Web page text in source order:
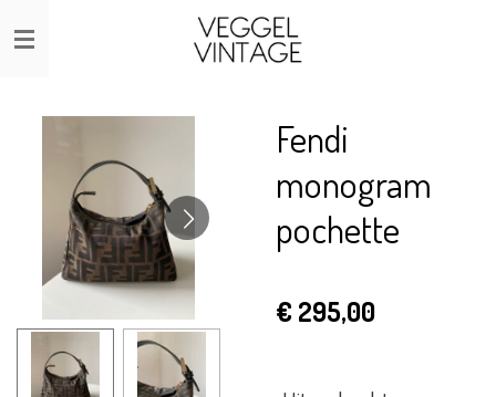
Ga
direct
Fendi
monogram
pochette
€ 295,00